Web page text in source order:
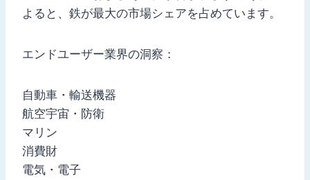
よると、鉄が最大の市場シェアを占めています。
エンドユーザー業界の洞察：
自動車・輸送機器
航空宇宙・防衛
マリン
消費財
電気・電子